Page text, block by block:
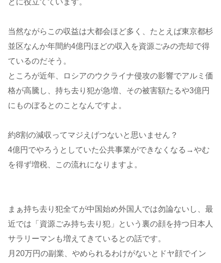
当然ながらこの収益は大都会ほど多く、たとえば東京都杉
並区なんか年間約4億円ほどの収入を資源ごみの売却で得
ているのだそう。
ところが近年、ロシアのウクライナ侵攻の影響でアルミ価
格が高騰し、持ち去り犯が急増、その被害額たるや3億円
にものぼるとのことなんですよ。
約8割の減収ってマジえげつないと思いません？
4億円でやろうとしていた公共事業ができなくなる→やむ
を得ず増税、この流れになりますよ。
まぁ持ち去り犯全てが中国始め外国人では勿論ないし、最
近では「資源ごみ持ち去り犯」という裏の顔を持つ日本人
サラリーマンも増えてきているとの話です。
月20万円の副業、やめられるわけがないとドヤ顔でイン